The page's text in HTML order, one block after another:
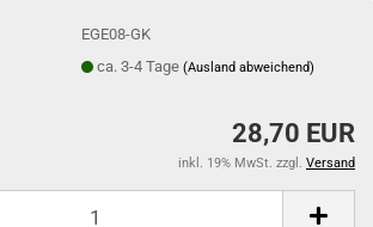
EGE08-GK
ca. 3-4 Tage(Ausland abweichend)
28,70 EUR
inkl. 19% MwSt. zzgl. Versand